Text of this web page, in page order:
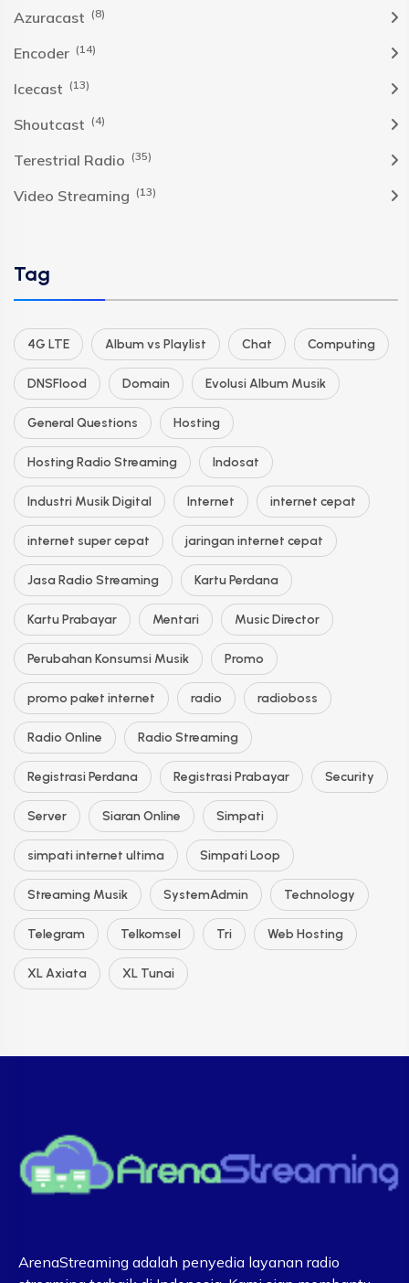
Azuracast (8)
Encoder (14)
Icecast (13)
Shoutcast (4)
Terestrial Radio (35)
Video Streaming (13)
Tag
4G LTE Album vs Playlist Chat Computing
DNSFlood Domain Evolusi Album Musik
General Questions Hosting
Hosting Radio Streaming Indosat
Industri Musik Digital Internet internet cepat
internet super cepat jaringan internet cepat
Jasa Radio Streaming Kartu Perdana
Kartu Prabayar Mentari Music Director
Perubahan Konsumsi Musik Promo
promo paket internet radio radioboss
Radio Online Radio Streaming
Registrasi Perdana Registrasi Prabayar Security
Server Siaran Online Simpati
simpati internet ultima Simpati Loop
Streaming Musik SystemAdmin Technology
Telegram Telkomsel Tri Web Hosting
XL Axiata XL Tunai
ArenaStreaming adalah penyedia layanan radio